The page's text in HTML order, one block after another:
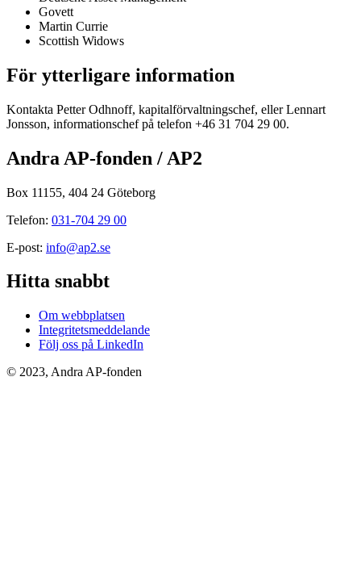
Govett
Martin Currie
Scottish Widows
För ytterligare information
Kontakta Petter Odhnoff, kapitalförvaltningschef, eller Lennart
Jonsson, informationschef på telefon +46 31 704 29 00.
Andra AP-fonden / AP2
Box 11155, 404 24 Göteborg
Telefon: 031-704 29 00
E-post: info@ap2.se
Hitta snabbt
Om webbplatsen
Integritetsmeddelande
Följ oss på LinkedIn
© 2023, Andra AP-fonden